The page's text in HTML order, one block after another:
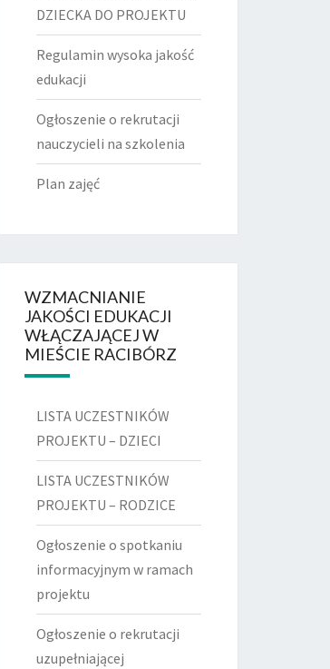
DZIECKA DO PROJEKTU
Regulamin wysoka jakość
edukacji
Ogłoszenie o rekrutacji
nauczycieli na szkolenia
Plan zajęć
WZMACNIANIE
JAKOŚCI EDUKACJI
WŁĄCZAJĄCEJ W
MIEŚCIE RACIBÓRZ
LISTA UCZESTNIKÓW
PROJEKTU – DZIECI
LISTA UCZESTNIKÓW
PROJEKTU – RODZICE
Ogłoszenie o spotkaniu
informacyjnym w ramach
projektu
Ogłoszenie o rekrutacji
uzupełniającej